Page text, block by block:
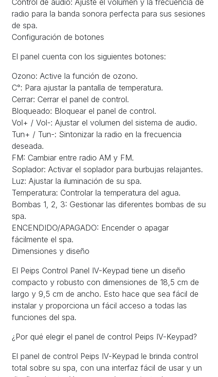
radio para la banda sonora perfecta para sus sesiones
de spa.
Configuración de botones
El panel cuenta con los siguientes botones:
Ozono: Active la función de ozono.
C°: Para ajustar la pantalla de temperatura.
Cerrar: Cerrar el panel de control.
Bloqueado: Bloquear el panel de control.
Vol+ / Vol-: Ajustar el volumen del sistema de audio.
Tun+ / Tun-: Sintonizar la radio en la frecuencia
deseada.
FM: Cambiar entre radio AM y FM.
Soplador: Activar el soplador para burbujas relajantes.
Luz: Ajustar la iluminación de su spa.
Temperatura: Controlar la temperatura del agua.
Bombas 1, 2, 3: Gestionar las diferentes bombas de su
spa.
ENCENDIDO/APAGADO: Encender o apagar
fácilmente el spa.
Dimensiones y diseño
El Peips Control Panel IV-Keypad tiene un diseño
compacto y robusto con dimensiones de 18,5 cm de
largo y 9,5 cm de ancho. Esto hace que sea fácil de
instalar y proporciona un fácil acceso a todas las
funciones del spa.
¿Por qué elegir el panel de control Peips IV-Keypad?
El panel de control Peips IV-Keypad le brinda control
total sobre su spa, con una interfaz fácil de usar y un